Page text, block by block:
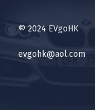
© 2024 EVgoHK
evgohk@aol.com